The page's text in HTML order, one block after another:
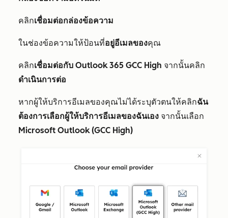
คลิกเชื่อมต่อกล่องข้อความ
ในช่องข้อความให้ป้อนที่อยู่อีเมลของคุณ
คลิกเชื่อมต่อกับ Outlook 365 GCC High จากนั้นคลิก
ดำเนินการต่อ
หากผู้ให้บริการอีเมลของคุณไม่ได้ระบุตัวตนให้คลิกฉัน
ต้องการเลือกผู้ให้บริการอีเมลของฉันเอง จากนั้นเลือก
Microsoft Outlook (GCC High)